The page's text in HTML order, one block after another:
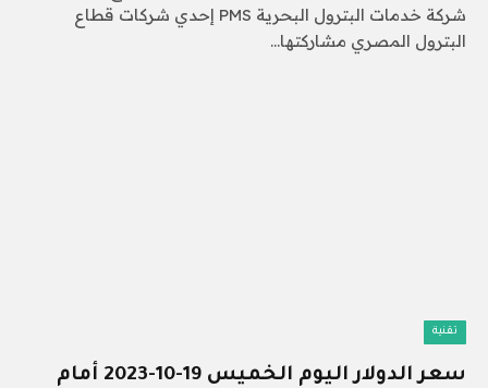
شركة خدمات البترول البحرية PMS إحدي شركات قطاع
البترول المصري مشاركتها…
تقنية
سعر الدولار اليوم الخميس 19-10-2023 أمام